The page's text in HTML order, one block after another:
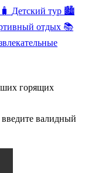
🧳 Детский тур 🏙️
отдых 📚
горящих
валидный